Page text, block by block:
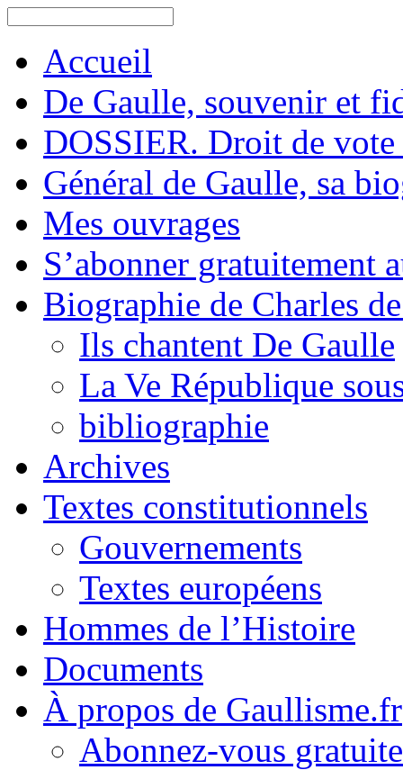
Accueil
De Gaulle, souvenir et
DOSSIER. Droit de vote
Général de Gaulle, sa
Mes ouvrages
S’abonner gratuitement
Biographie de Charles
Ils chantent De Gaulle
La Ve République
bibliographie
Archives
Textes constitutionnels
Gouvernements
Textes européens
Hommes de l’Histoire
Documents
À propos de Gaullisme.fr
Abonnez-vous